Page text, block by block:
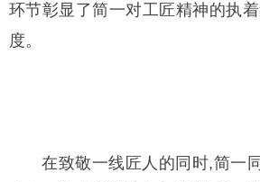
环节彰显了简一对工匠精神的执
度。
在致敬一线匠人的同时,简一